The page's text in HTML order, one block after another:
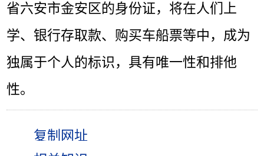
省六安市金安区的身份证，将在人们上
学、银行存取款、购买车船票等中，成为
独属于个人的标识，具有唯一性和排他
性。